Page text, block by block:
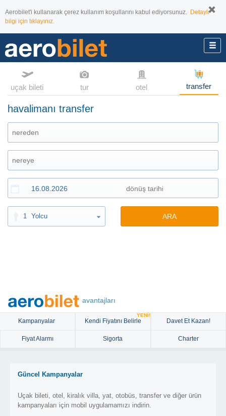
Aerobilet'i kullanarak çerez kullanım koşullarını kabul ediyorsunuz. Detaylı
bilgi için tıklayınız.
uçak bileti tur otel transfer
havalimanı transfer
1 Yolcu ARA
avantajları
Kampanyalar Kendi Fiyatını Belirle
YENİ!
Davet Et Kazan!
Fiyat Alarmı Sigorta Charter
Güncel Kampanyalar
Uçak bileti, otel, kiralık villa, yat, otobüs, transfer ve diğer ürün
kampanyaları için mobil uygulamamızı indirin.